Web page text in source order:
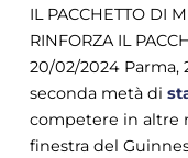
IL PACCHETTO DI
RINFORZA IL
20/02/2024 Parma,
seconda metà di
competere in altre
finestra del